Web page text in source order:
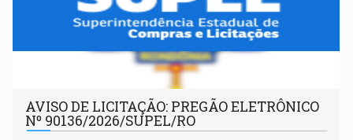
AVISO DE LICITAÇÃO: PREGÃO ELETRÔNICO
Nº 90136/2026/SUPEL/RO